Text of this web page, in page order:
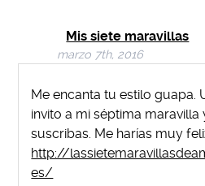
Mis siete maravillas
marzo 7th, 2016
Me encanta tu estilo guapa.
invito a mi séptima maravilla
suscribas. Me harías muy
http://
es/